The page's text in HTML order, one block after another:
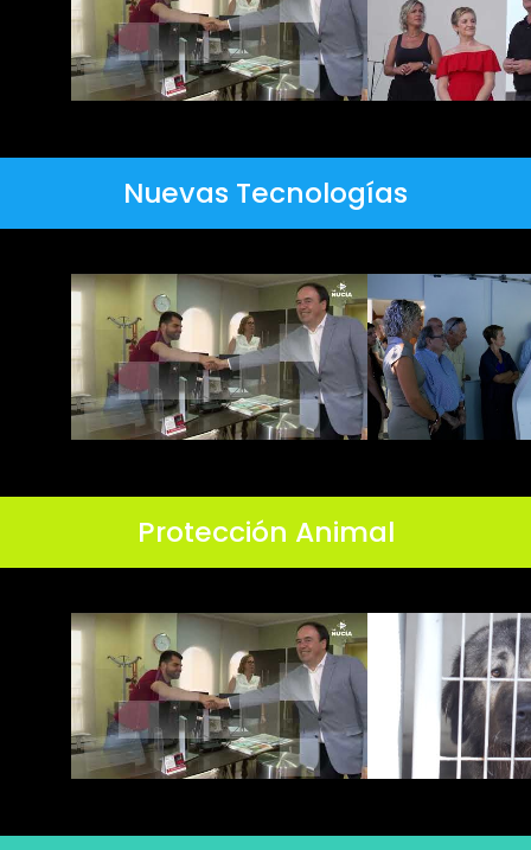
Nuevas Tecnologías
Protección Animal